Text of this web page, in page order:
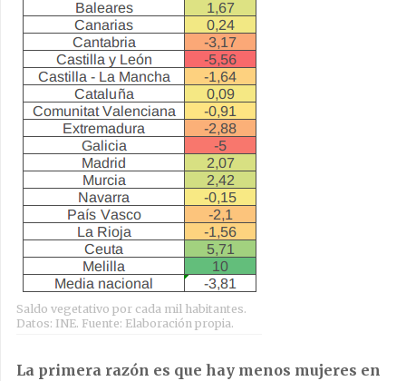
Saldo vegetativo por cada mil habitantes.
Datos: INE. Fuente: Elaboración propia.
La primera razón es que hay menos mujeres en